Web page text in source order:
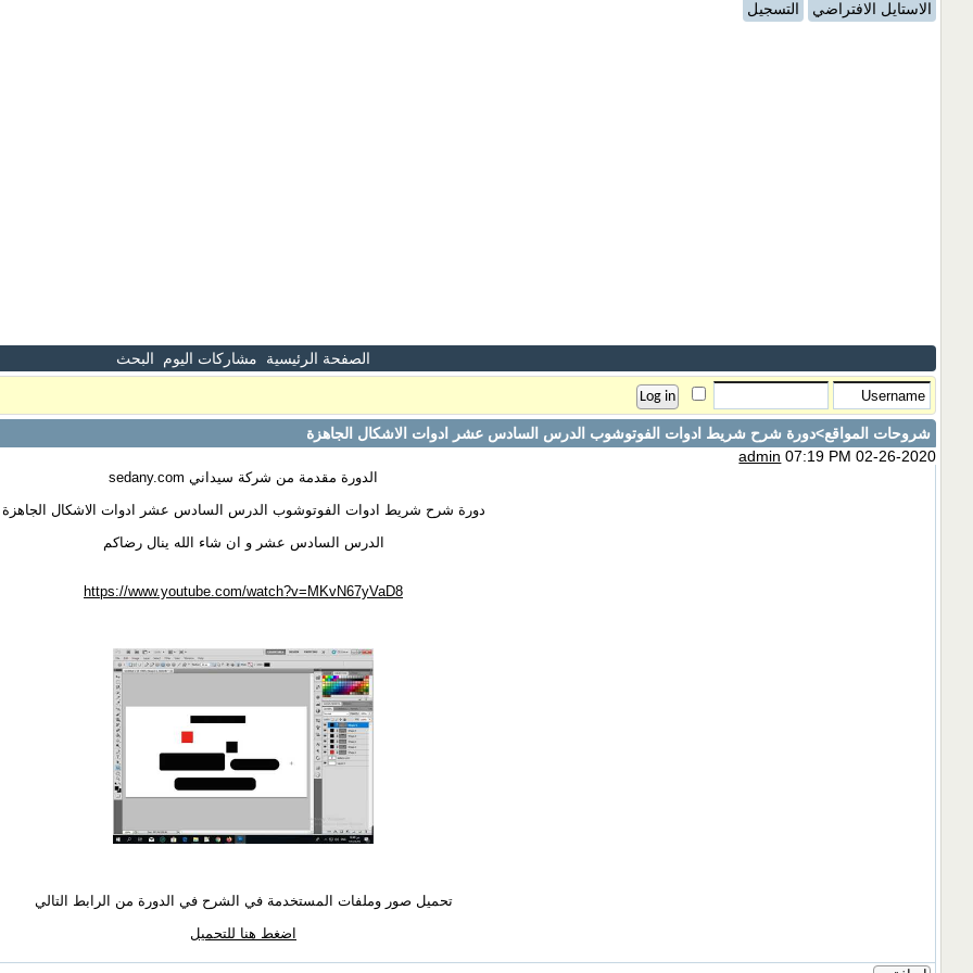
الاستايل الافتراضي
التسجيل
الصفحة الرئيسية مشاركات اليوم البحث
شروحات المواقع>دورة شرح شريط ادوات الفوتوشوب الدرس السادس عشر ادوات الاشكال الجاهزة
admin 07:19 PM 02-26-2020
الدورة مقدمة من شركة سيداني sedany.com
دورة شرح شريط ادوات الفوتوشوب الدرس السادس عشر ادوات الاشكال الجاهزة
الدرس السادس عشر و ان شاء الله ينال رضاكم
https://www.youtube.com/watch?v=MKvN67yVaD8
تحميل صور وملفات المستخدمة في الشرح في الدورة من الرابط التالي
اضغط هنا للتحميل